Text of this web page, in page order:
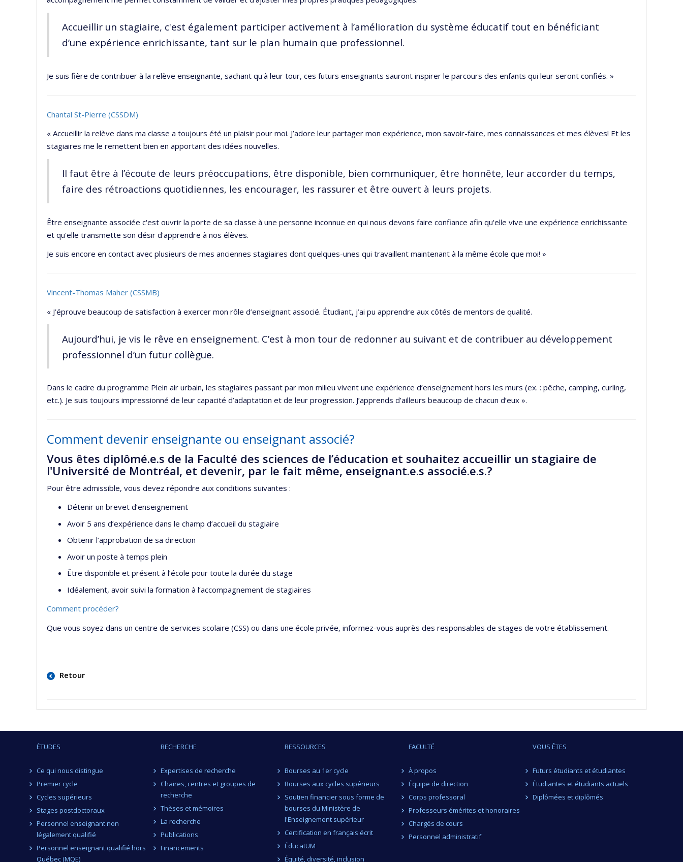
Accueillir un stagiaire, c'est également participer activement à l’amélioration du système éducatif tout en bénéficiant
d’une expérience enrichissante, tant sur le plan humain que professionnel.
Je suis fière de contribuer à la relève enseignante, sachant qu'à leur tour, ces futurs enseignants sauront inspirer le parcours des enfants qui leur seront confiés. »
Chantal St-Pierre (CSSDM)
« Accueillir la relève dans ma classe a toujours été un plaisir pour moi. J’adore leur partager mon expérience, mon savoir-faire, mes connaissances et mes élèves! Et les
stagiaires me le remettent bien en apportant des idées nouvelles.
Il faut être à l’écoute de leurs préoccupations, être disponible, bien communiquer, être honnête, leur accorder du temps,
faire des rétroactions quotidiennes, les encourager, les rassurer et être ouvert à leurs projets.
Être enseignante associée c'est ouvrir la porte de sa classe à une personne inconnue en qui nous devons faire confiance afin qu'elle vive une expérience enrichissante
et qu'elle transmette son désir d'apprendre à nos élèves.
Je suis encore en contact avec plusieurs de mes anciennes stagiaires dont quelques-unes qui travaillent maintenant à la même école que moi! »
Vincent-Thomas Maher (CSSMB)
« J’éprouve beaucoup de satisfaction à exercer mon rôle d’enseignant associé. Étudiant, j’ai pu apprendre aux côtés de mentors de qualité.
Aujourd’hui, je vis le rêve en enseignement. C’est à mon tour de redonner au suivant et de contribuer au développement
professionnel d’un futur collègue.
Dans le cadre du programme Plein air urbain, les stagiaires passant par mon milieu vivent une expérience d’enseignement hors les murs (ex. : pêche, camping, curling,
etc.). Je suis toujours impressionné de leur capacité d’adaptation et de leur progression. J’apprends d’ailleurs beaucoup de chacun d’eux ».
Comment devenir enseignante ou enseignant associé?
Vous êtes diplômé.e.s de la Faculté des sciences de l’éducation et souhaitez accueillir un stagiaire de
l'Université de Montréal, et devenir, par le fait même, enseignant.e.s associé.e.s.?
Pour être admissible, vous devez répondre aux conditions suivantes :
Détenir un brevet d’enseignement
Avoir 5 ans d’expérience dans le champ d’accueil du stagiaire
Obtenir l’approbation de sa direction
Avoir un poste à temps plein
Être disponible et présent à l’école pour toute la durée du stage
Idéalement, avoir suivi la formation à l’accompagnement de stagiaires
Comment procéder?
Que vous soyez dans un centre de services scolaire (CSS) ou dans une école privée, informez-vous auprès des responsables de stages de votre établissement.
Retour
ÉTUDES
Ce qui nous distingue
Premier cycle
Cycles supérieurs
Stages postdoctoraux
Personnel enseignant non
légalement qualifié
Personnel enseignant qualifié hors
Québec (MQE)
RECHERCHE
Expertises de recherche
Chaires, centres et groupes de
recherche
Thèses et mémoires
La recherche
Publications
Financements
RESSOURCES
Bourses au 1er cycle
Bourses aux cycles supérieurs
Soutien financier sous forme de
bourses du Ministère de
l'Enseignement supérieur
Certification en français écrit
ÉducatUM
Équité, diversité, inclusion
FACULTÉ
À propos
Équipe de direction
Corps professoral
Professeurs émérites et honoraires
Chargés de cours
Personnel administratif
VOUS ÊTES
Futurs étudiants et étudiantes
Étudiantes et étudiants actuels
Diplômées et diplômés